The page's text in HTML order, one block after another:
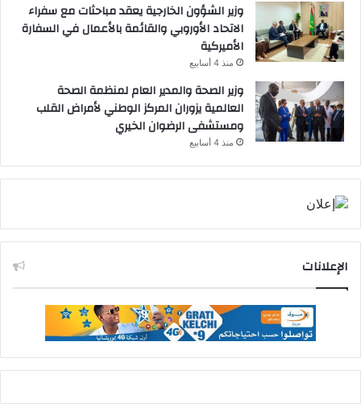
وزير الشؤون الخارجية يعقد مباحثات مع سفراء
الاتحاد الأوروبي والقائمة بالأعمال في السفارة
الأميركية
منذ 4 أسابيع
وزير الصحة والمدير العام لمنظمة الصحة
العالمية يزوران المركز الوطني لأمراض القلب
ومستشفى الرضوان الخيري
منذ 4 أسابيع
الإعلانات